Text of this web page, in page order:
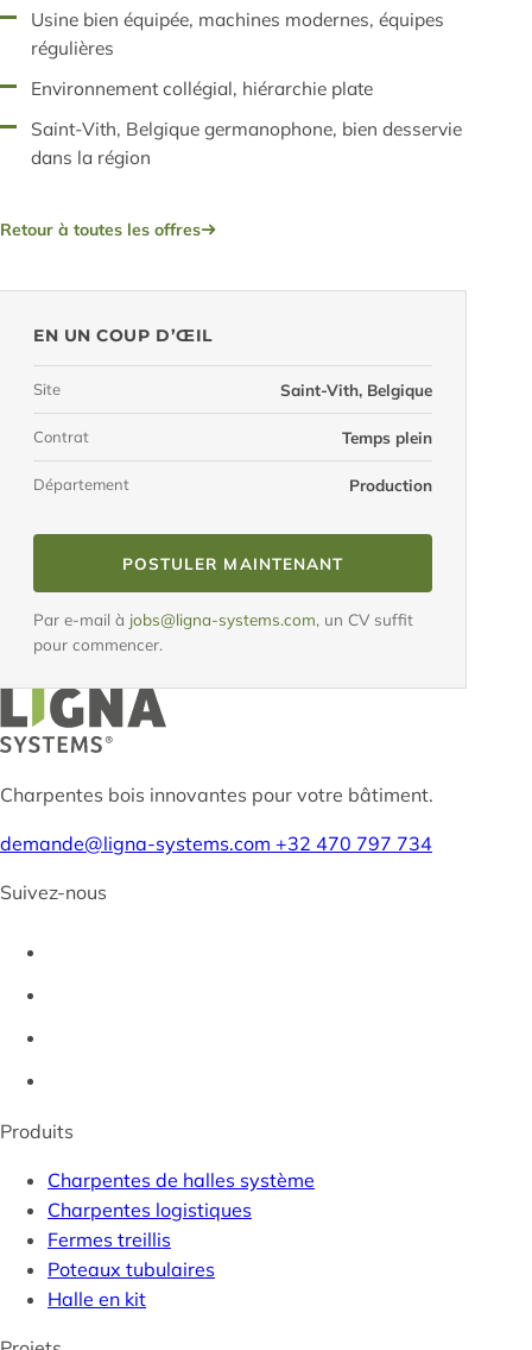
Usine bien équipée, machines modernes, équipes
régulières
Environnement collégial, hiérarchie plate
Saint-Vith, Belgique germanophone, bien desservie
dans la région
Retour à toutes les offres
EN UN COUP D’ŒIL
Site Saint-Vith, Belgique
Contrat Temps plein
Département Production
POSTULER MAINTENANT
Par e-mail à jobs@ligna-systems.com, un CV suffit
pour commencer.
Charpentes bois innovantes pour votre bâtiment.
demande@ligna-systems.com +32 470 797 734
Suivez-nous
Produits
Charpentes de halles système
Charpentes logistiques
Fermes treillis
Poteaux tubulaires
Halle en kit